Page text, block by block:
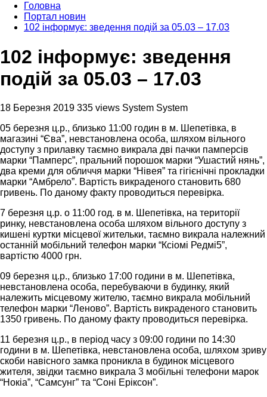
Головна
Портал новин
102 інформує: зведення подій за 05.03 – 17.03
102 інформує: зведення
подій за 05.03 – 17.03
18 Березня 2019 335 views System System
05 березня ц.р., близько 11:00 годин в м. Шепетівка, в
магазині “Єва”, невстановлена особа, шляхом вільного
доступу з прилавку таємно викрала дві пачки памперсів
марки “Памперс”, пральний порошок марки “Ушастий нянь”,
два креми для обличчя марки “Нівея” та гігієнічні прокладки
марки “Амбрело”. Вартість викраденого становить 680
гривень. По даному факту проводиться перевірка.
7 березня ц.р. о 11:00 год. в м. Шепетівка, на території
ринку, невстановлена особа шляхом вільного доступу з
кишені куртки місцевої жительки, таємно викрала належний
останній мобільний телефон марки “Ксіомі Редмі5”,
вартістю 4000 грн.
09 березня ц.р., близько 17:00 години в м. Шепетівка,
невстановлена особа, перебуваючи в будинку, який
належить місцевому жителю, таємно викрала мобільний
телефон марки “Леново”. Вартість викраденого становить
1350 гривень. По даному факту проводиться перевірка.
11 березня ц.р., в період часу з 09:00 години по 14:30
години в м. Шепетівка, невстановлена особа, шляхом зриву
скоби навісного замка проникла в будинок місцевого
жителя, звідки таємно викрала 3 мобільні телефони марок
“Нокіа”, “Самсунг” та “Соні Еріксон”.